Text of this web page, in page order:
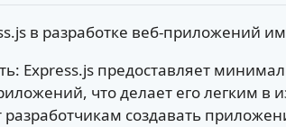
в разработке веб-приложений
Express.js предоставляет
что делает его легким в
разработчикам создавать